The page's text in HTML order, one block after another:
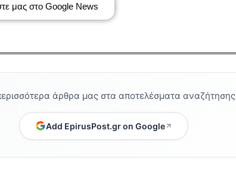
μας στο Google News
άρθρα μας στα αποτελέσματα αναζήτησης
Add EpirusPost.gr on Google